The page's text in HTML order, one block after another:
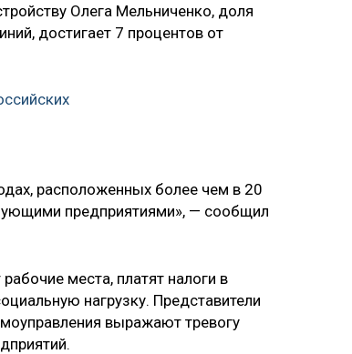
Олега Мельниченко, доля
достигает 7 процентов от
расположенных более чем в 20
предприятиями», — сообщил
места, платят налоги в
нагрузку. Представители
выражают тревогу